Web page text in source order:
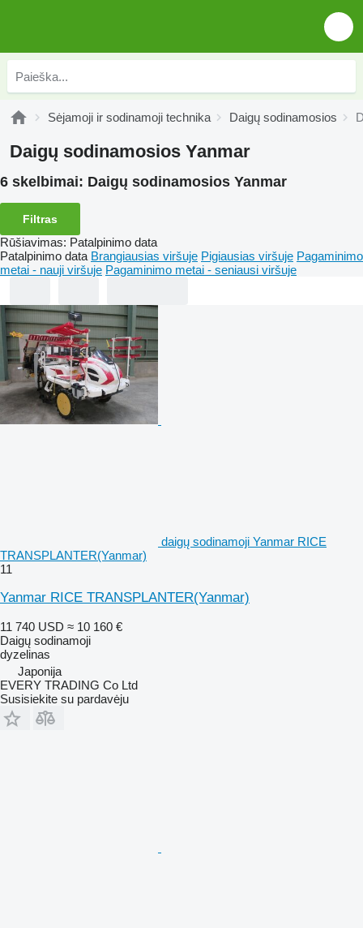
Sėjamoji ir sodinamoji technika Daigų sodinamosios
Daigų sodinamosios Yanmar
6 skelbimai: Daigų sodinamosios Yanmar
Filtras
Rūšiavimas: Patalpinimo data
Patalpinimo data Brangiausias viršuje Pigiausias viršuje Pagaminimo
metai - nauji viršuje Pagaminimo metai - seniausi viršuje
daigų sodinamoji Yanmar RICE
TRANSPLANTER(Yanmar)
11
Yanmar RICE TRANSPLANTER(Yanmar)
11 740 USD ≈ 10 160 €
Daigų sodinamoji
dyzelinas
Japonija
EVERY TRADING Co Ltd
Susisiekite su pardavėju